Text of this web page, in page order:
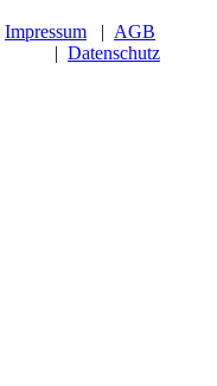
Impressum | AGB
| Datenschutz